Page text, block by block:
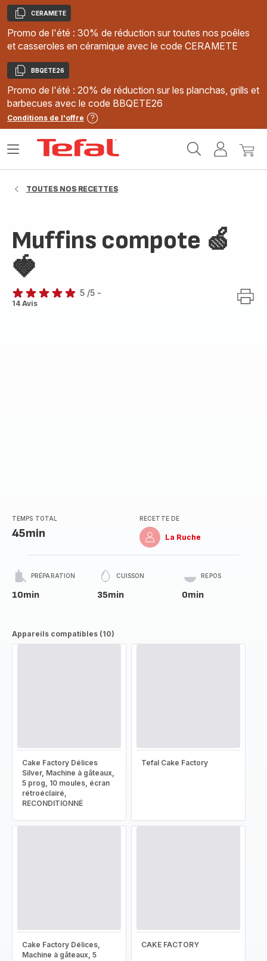
Copier
CERAMETE
Promo de l'été : 30% de réduction sur toutes nos poêles
et casseroles en céramique avec le code CERAMETE
Copier
BBQETE26
Promo de l'été : 20% de réduction sur les planchas, grills et
barbecues avec le code BBQETE26
Conditions de l'offre
MonMon
Ouvrir
TOUTES NOS RECETTES
Muffins compote 🍏
🍓
Avis
5 /5 -
14 Avis
TEMPS TOTAL
45min
RECETTE DE
La Ruche
PRÉPARATION
10min
CUISSON
35min
REPOS
0min
Appareils compatibles (10)
Cake Factory Délices
Silver, Machine à gâteaux,
5 prog, 10 moules, écran
rétroéclairé,
RECONDITIONNÉ
Tefal Cake Factory
Cake Factory Délices,
Machine à gâteaux, 5
CAKE FACTORY